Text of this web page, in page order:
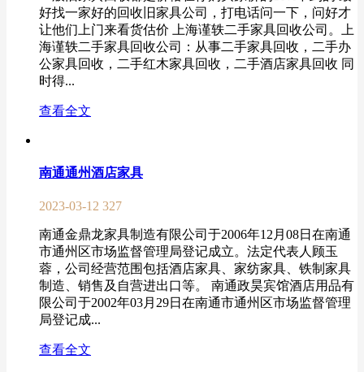
好找一家好的回收旧家具公司，打电话问一下，问好才
让他们上门来看货估价 上海谨轶二手家具回收公司。上
海谨轶二手家具回收公司：从事二手家具回收，二手办
公家具回收，二手红木家具回收，二手酒店家具回收 同
时得...
查看全文
南通通州酒店家具
2023-03-12 327
南通金鼎龙家具制造有限公司于2006年12月08日在南通
市通州区市场监督管理局登记成立。法定代表人顾玉
蓉，公司经营范围包括酒店家具、家纺家具、铁制家具
制造、销售及自营进出口等。 南通政昊宾馆酒店用品有
限公司于2002年03月29日在南通市通州区市场监督管理
局登记成...
查看全文